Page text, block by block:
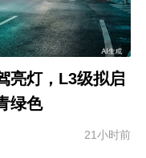
亮灯，L3级拟启
绿色
21小时前